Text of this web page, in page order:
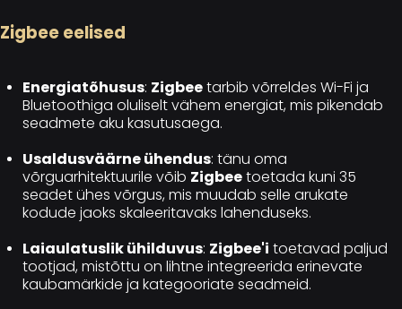
Zigbee eelised
Energiatõhusus: Zigbeetarbib võrreldes Wi-Fi ja
Bluetoothiga oluliselt vähem energiat, mis pikendab
seadmete aku kasutusaega.
Usaldusväärne ühendus: tänu oma
võrguarhitektuurile võib Zigbeetoetada kuni 35
seadet ühes võrgus, mis muudab selle arukate
kodude jaoks skaleeritavaks lahenduseks.
Laiaulatuslik ühilduvus: Zigbee'i toetavad paljud
tootjad, mistõttu on lihtne integreerida erinevate
kaubamärkide ja kategooriate seadmeid.